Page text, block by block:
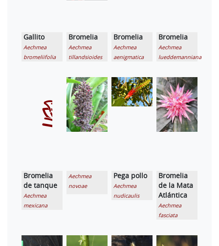
Gallito
Aechmea
bromeliifolia
Bromelia
Aechmea
tillandsioides
Bromelia
Aechmea
aenigmatica
Bromelia
Aechmea
lueddemanniana
Bromelia
de tanque
Aechmea
mexicana
Aechmea
novoae
Pega pollo
Aechmea
nudicaulis
Bromelia
de la Mata
Atlántica
Aechmea
fasciata